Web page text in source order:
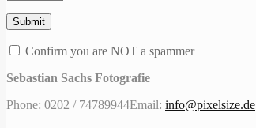
Confirm you are NOT a spammer
Sebastian Sachs Fotografie
Phone: 0202 / 74789944Email: info@pixelsize.de